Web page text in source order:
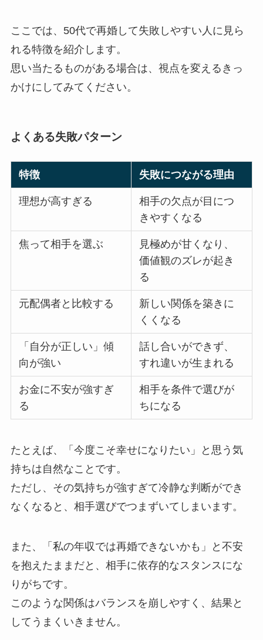
ここでは、50代で再婚して失敗しやすい人に見ら
れる特徴を紹介します。
思い当たるものがある場合は、視点を変えるきっ
かけにしてみてください。
よくある失敗パターン
特徴 失敗につながる理由
理想が高すぎる
相手の欠点が目につ
きやすくなる
焦って相手を選ぶ
見極めが甘くなり、
価値観のズレが起き
る
元配偶者と比較する
新しい関係を築きに
くくなる
「自分が正しい」傾
向が強い
話し合いができず、
すれ違いが生まれる
お金に不安が強すぎ
る
相手を条件で選びが
ちになる
たとえば、「今度こそ幸せになりたい」と思う気
持ちは自然なことです。
ただし、その気持ちが強すぎて冷静な判断ができ
なくなると、相手選びでつまずいてしまいます。
また、「私の年収では再婚できないかも」と不安
を抱えたままだと、相手に依存的なスタンスにな
りがちです。
このような関係はバランスを崩しやすく、結果と
してうまくいきません。